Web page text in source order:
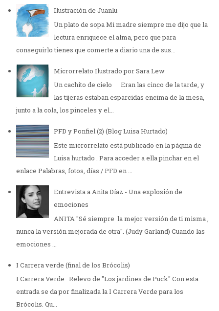
Ilustración de Juanlu
Un plato de sopa Mi madre siempre me dijo que la
lectura enriquece el alma, pero que para
conseguirlo tienes que comerte a diario una de sus...
Microrrelato Ilustrado por Sara Lew
Un cachito de cielo Eran las cinco de la tarde, y
las tijeras estaban esparcidas encima de la mesa,
junto a la cola, los pinceles y el...
PFD y Ponfiel (2) (Blog Luisa Hurtado)
Este microrrelato está publicado en la página de
Luisa hurtado . Para acceder a ella pinchar en el
enlace Palabras, fotos, días / PFD en ...
Entrevista a Anita Díaz - Una explosión de
emociones
ANITA "Sé siempre la mejor versión de ti misma ,
nunca la versión mejorada de otra". (Judy Garland) Cuando las
emociones ...
I Carrera verde (final de los Brócolis)
I Carrera Verde Relevo de "Los jardines de Puck" Con esta
entrada se da por finalizada la I Carrera Verde para los
Brócolis. Qu...